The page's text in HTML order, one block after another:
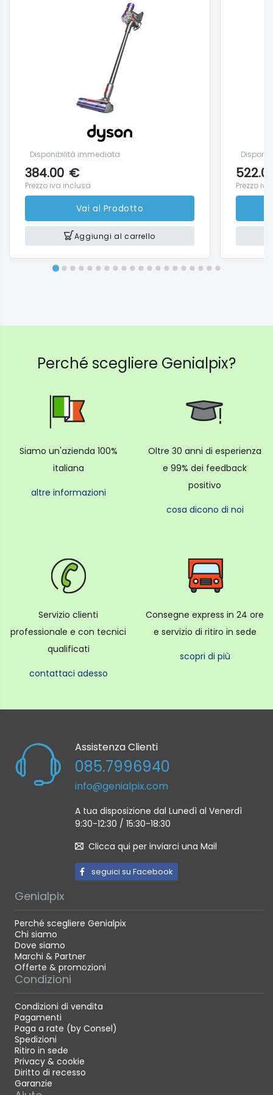
Che cosa include la confezione
Asciugacapelli Dyson Supersonic Ceramic Blue
Accessorio per il finish
Diffusore Wave+Curl
Disponibilità immediata
384.00 €
Prezzo iva inclusa
Vai al Prodotto
Aggiungi al carrello
Prezzo
Perché scegliere Genialpix?
Siamo un'azienda 100%
italiana
altre informazioni
Oltre 30 anni di esperienza
e 99% dei feedback
positivo
cosa dicono di noi
Servizio clienti
professionale e con tecnici
qualificati
contattaci adesso
Consegne express in 24 ore
e servizio di ritiro in sede
scopri di più
Assistenza Clienti
085.7996940
info@genialpix.com
A tua disposizione dal Lunedì al Venerdì
9:30-12:30 / 15:30-18:30
Clicca qui per inviarci una Mail
seguici su Facebook
Genialpix
Perché scegliere Genialpix
Chi siamo
Dove siamo
Marchi & Partner
Offerte & promozioni
Condizioni
Condizioni di vendita
Pagamenti
Paga a rate (by Consel)
Spedizioni
Ritiro in sede
Privacy & cookie
Diritto di recesso
Garanzie